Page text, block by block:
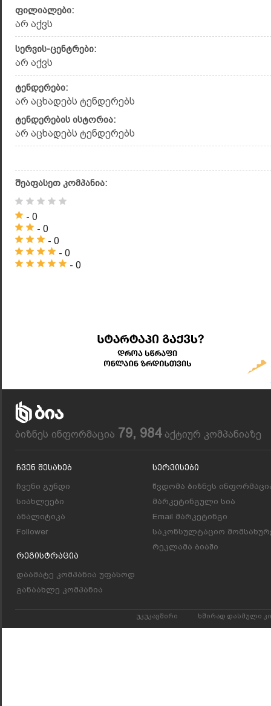
ფილიალები:
არ აქვს
სერვის-ცენტრები:
არ აქვს
ტენდერები:
არ აცხადებს ტენდერებს
ტენდერების ისტორია:
არ აცხადებს ტენდერებს
შეაფასეთ კომპანია:
- 0
- 0
- 0
- 0
- 0
ბიზნეს ინფორმაცია 79, 984აქტიურ კომპანიაზე
Ჩვენ Შესახებ
ჩვენი გუნდი
სიახლეები
ანალიტიკა
Follower
Რეგისტრაცია
დაამატე კომპანია უფასოდ
განაახლე კომპანია
Სერვისები
წვდომა ბიზნეს
მარკეტინგული სია
Email მარკეტინგი
საკონსულტაციო
რეკლამა ბიაში
უკუკავშირი ხშირად დასმული